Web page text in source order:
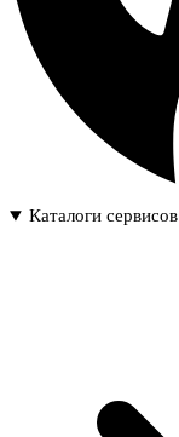
Каталоги сервисов